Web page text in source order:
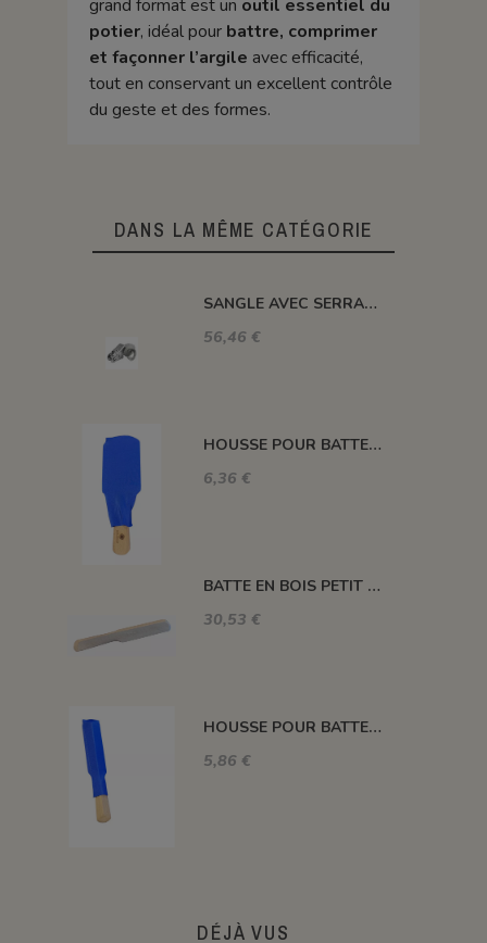
grand format est un outil essentiel du
potier, idéal pour battre, comprimer
et façonner l’argile avec efficacité,
tout en conservant un excellent contrôle
du geste et des formes.
DANS LA MÊME CATÉGORIE
SANGLE AVEC SERRAGE INOX A CLIQUET L 25 * l 2500 MM 400 daN
56,46 €
HOUSSE POUR BATTE BOIS GRAND MODELE
6,36 €
BATTE EN BOIS PETIT MODELE
30,53 €
HOUSSE POUR BATTE BOIS PETIT MODELE
5,86 €
DÉJÀ VUS